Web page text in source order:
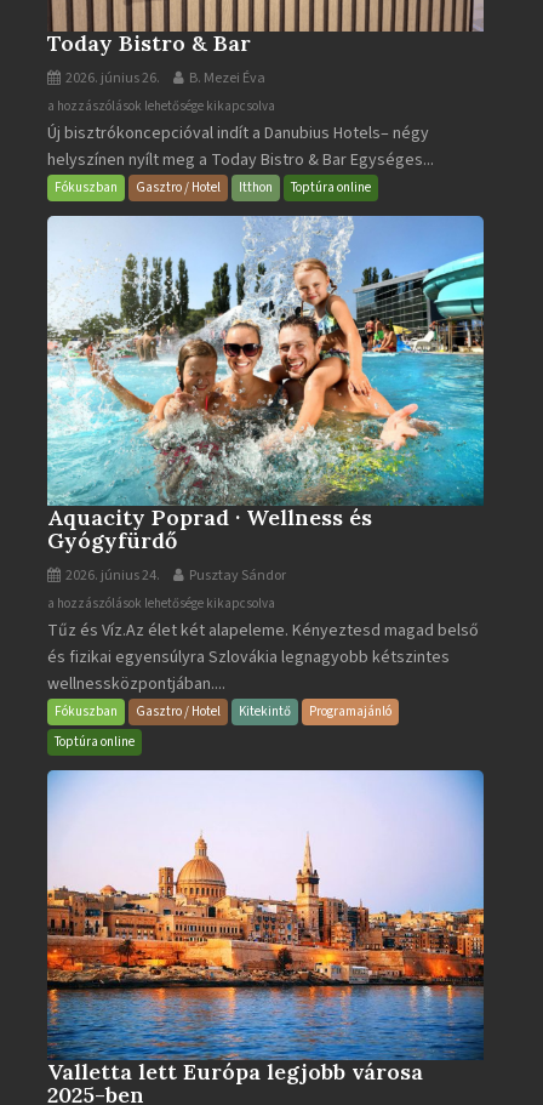
Today Bistro & Bar
2026. június 26. B. Mezei Éva
Today
Bistro
&
Bar
bejegyzéshez
a hozzászólások lehetősége kikapcsolva
Új bisztrókoncepcióval indít a Danubius Hotels– négy
helyszínen nyílt meg a Today Bistro & Bar Egységes...
Fókuszban Gasztro / Hotel Itthon Toptúra online
Aquacity Poprad · Wellness és
Gyógyfürdő
2026. június 24. Pusztay Sándor
Aquacity
Poprad
·
Wellness
és
Gyógyfürdő
a hozzászólások lehetősége kikapcsolva
Tűz és Víz.Az élet két alapeleme. Kényeztesd magad belső
és fizikai egyensúlyra Szlovákia legnagyobb kétszintes
wellnessközpontjában....
Fókuszban Gasztro / Hotel Kitekintő
Programajánló
Toptúra online
Valletta lett Európa legjobb városa
2025-ben